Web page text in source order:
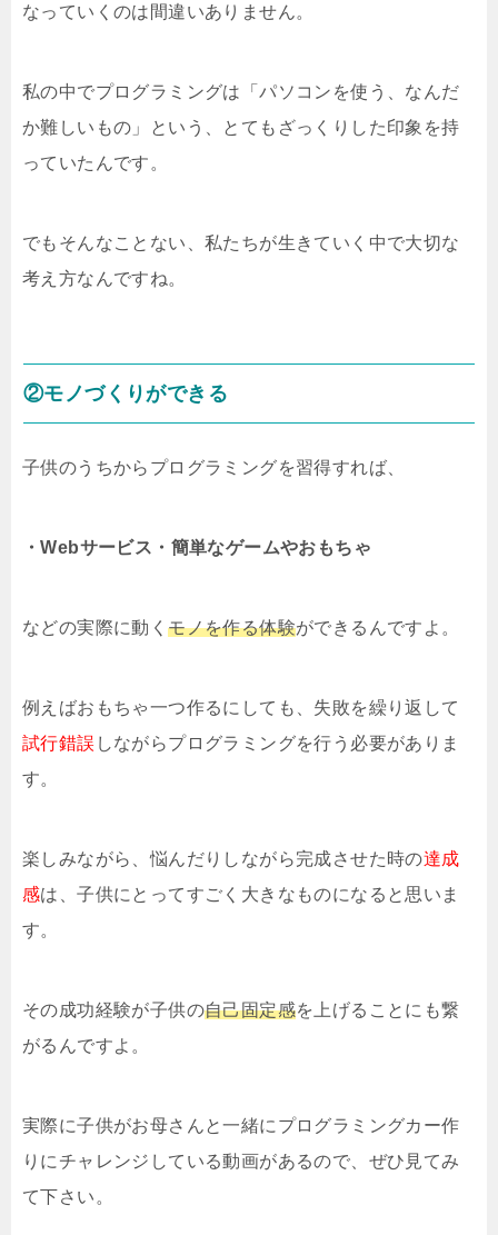
なっていくのは間違いありません。
私の中でプログラミングは「パソコンを使う、なんだ
か難しいもの」という、とてもざっくりした印象を持
っていたんです。
でもそんなことない、私たちが生きていく中で大切な
考え方なんですね。
②モノづくりができる
子供のうちからプログラミングを習得すれば、
・Webサービス ・簡単なゲームやおもちゃ
などの実際に動くモノを作る体験ができるんですよ。
例えばおもちゃ一つ作るにしても、失敗を繰り返して
試行錯誤 しながらプログラミングを行う必要がありま
す。
楽しみながら、悩んだりしながら完成させた時の達成
感は、子供にとってすごく大きなものになると思いま
す。
その成功経験が子供の自己固定感を上げることにも繋
がるんですよ。
実際に子供がお母さんと一緒にプログラミングカー作
りにチャレンジしている動画があるので、ぜひ見てみ
て下さい。